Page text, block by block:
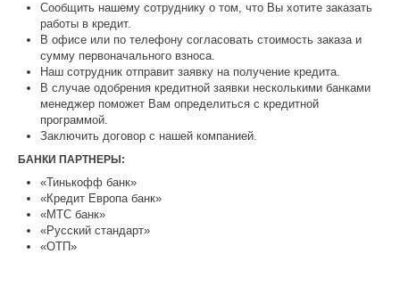
Сообщить нашему сотруднику о том, что Вы хотите заказать
работы в кредит.
В офисе или по телефону согласовать стоимость заказа и
сумму первоначального взноса.
Наш сотрудник отправит заявку на получение кредита.
В случае одобрения кредитной заявки несколькими банками
менеджер поможет Вам определиться с кредитной
программой.
Заключить договор с нашей компанией.
БАНКИ ПАРТНЕРЫ:
«Тинькофф банк»
«Кредит Европа банк»
«МТС банк»
«Русский стандарт»
«ОТП»